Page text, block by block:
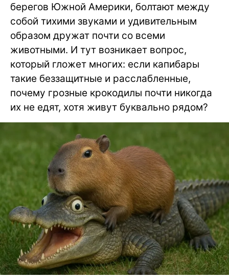
берегов Южной Америки, болтают между
собой тихими звуками и удивительным
образом дружат почти со всеми
животными. И тут возникает вопрос,
который гложет многих: если капибары
такие беззащитные и расслабленные,
почему грозные крокодилы почти никогда
их не едят, хотя живут буквально рядом?